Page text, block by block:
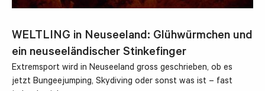
WELTLING in Neuseeland: Glühwürmchen und
ein neuseeländischer Stinkefinger
Extremsport wird in Neuseeland gross geschrieben, ob es
jetzt Bungeejumping, Skydiving oder sonst was ist – fast